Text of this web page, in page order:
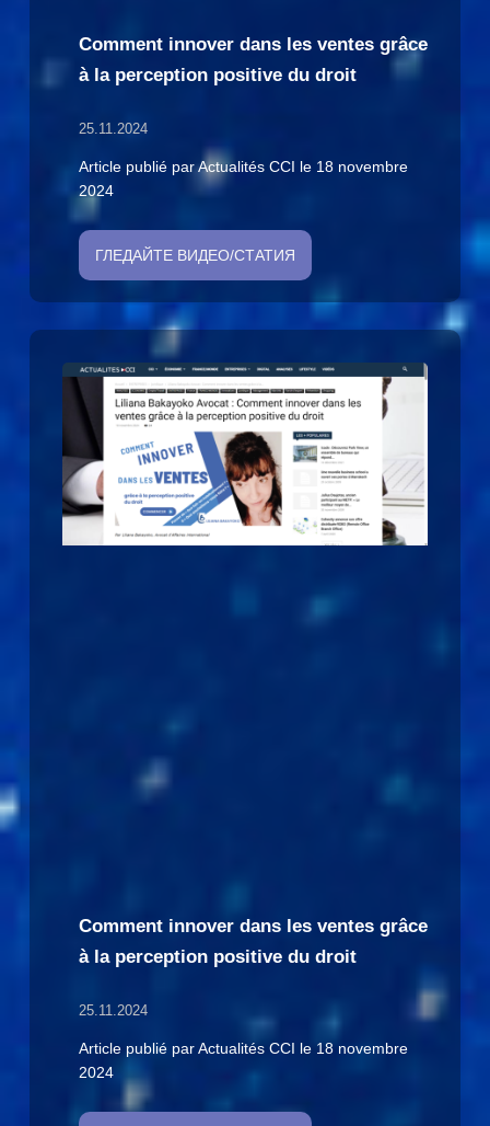
Comment innover dans les ventes grâce
à la perception positive du droit
25.11.2024
Article publié par Actualités CCI le 18 novembre
2024
ГЛЕДАЙТЕ ВИДЕО/СТАТИЯ
Comment innover dans les ventes grâce
à la perception positive du droit
25.11.2024
Article publié par Actualités CCI le 18 novembre
2024